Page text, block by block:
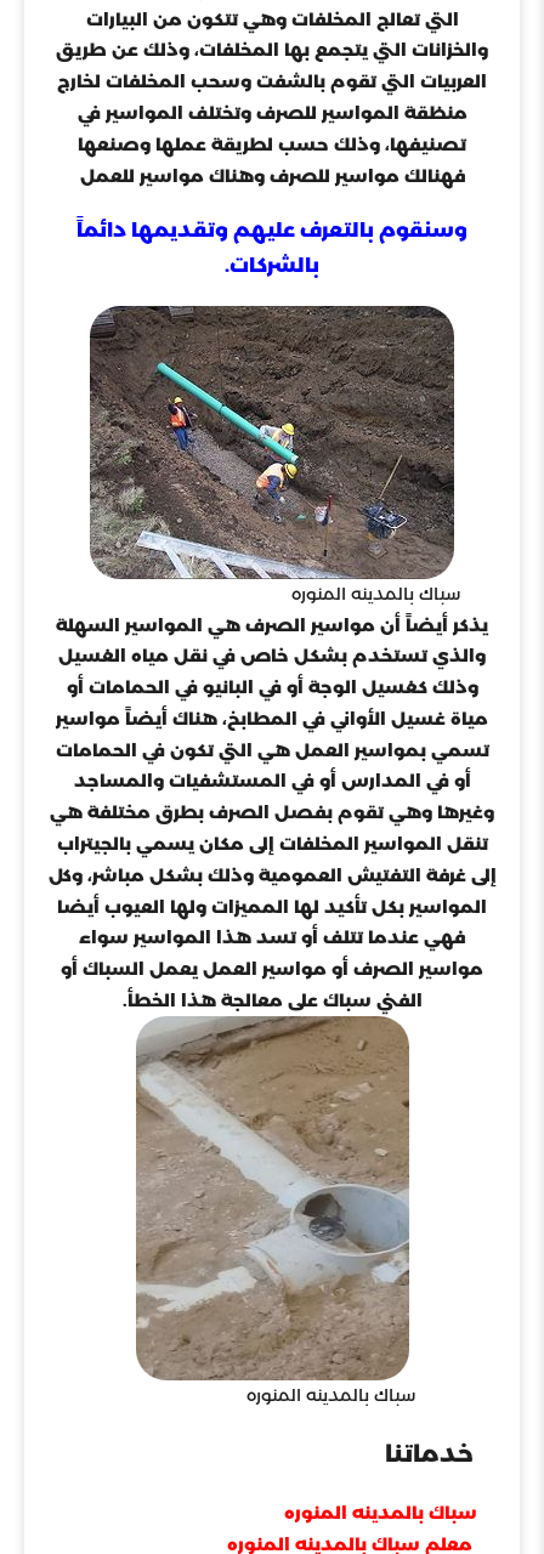
التي تعالج المخلفات وهي تتكون من البيارات
والخزانات التي يتجمع بها المخلفات، وذلك عن طريق
العربيات التي تقوم بالشفت وسحب المخلفات لخارج
منظقة المواسير للصرف وتختلف المواسير في
تصنيفها، وذلك حسب لطريقة عملها وصنعها
فهنالك مواسير للصرف وهناك مواسير للعمل
وسنقوم بالتعرف عليهم وتقديمها دائماً
بالشركات.
سباك بالمدينه المنوره
يذكر أيضاً أن مواسير الصرف هي المواسير السهلة
والذي تستخدم بشكل خاص في نقل مياه الغسيل
وذلك كغسيل الوجة أو في البانيو في الحمامات أو
مياة غسيل الأواني في المطابخ، هناك أيضاً مواسير
تسمي بمواسير العمل هي التي تكون في الحمامات
أو في المدارس أو في المستشفيات والمساجد
وغيرها وهي تقوم بفصل الصرف بطرق مختلفة هي
تنقل المواسير المخلفات إلى مكان يسمي بالجيتراب
إلى غرفة التفتيش العمومية وذلك بشكل مباشر، وكل
المواسير بكل تأكيد لها المميزات ولها العيوب أيضا
فهي عندما تتلف أو تسد هذا المواسير سواء
مواسير الصرف أو مواسير العمل يعمل السباك أو
الفني سباك على معالجة هذا الخطأ.
سباك بالمدينه المنوره
خدماتنا
سباك بالمدينه المنوره
معلم سباك بالمدينه المنوره